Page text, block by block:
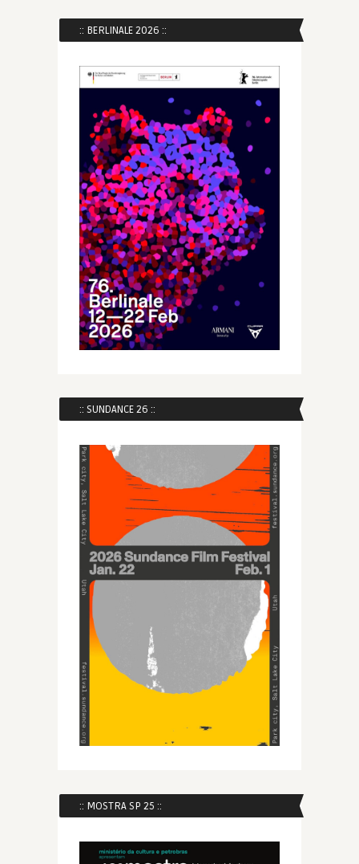
:: BERLINALE 2026 ::
:: SUNDANCE 26 ::
:: MOSTRA SP 25 ::